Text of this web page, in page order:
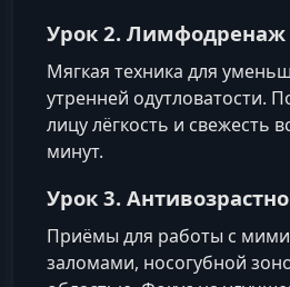
Урок 2. Лимфодренаж
Мягкая техника для
утренней одутловатости.
лицу лёгкость и свежесть
минут.
Урок 3.
Приёмы для работы с
заломами, носогубной